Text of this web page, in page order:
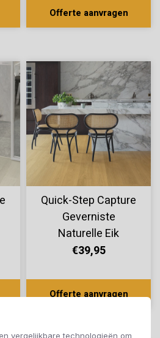
vergelijkbare technologieën om
Offerte aanvragen
Quick-Step Capture
Geverniste
Naturelle Eik
SIG4749
€39,95
Offerte aanvragen